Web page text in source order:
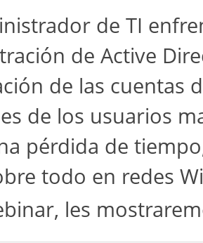
de TI
de Active
de las cuentas
de los usuarios
pérdida de
todo en redes
les